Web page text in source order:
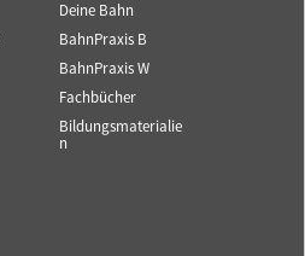
Deine Bahn
BahnPraxis B
BahnPraxis W
Fachbücher
Bildungsmaterialie
n